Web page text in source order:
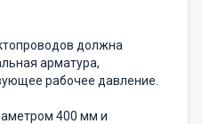
должна
арматура,
рабочее давление.
400 мм и